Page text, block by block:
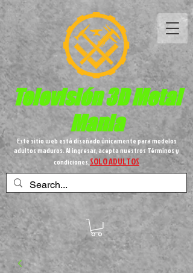
Televisión 3DMetal
Mania
Este sitio web está diseñado únicamente para modelos
adultos maduros. Al ingresar, acepta nuestros Términos y
condiciones,SOLO ADULTOS